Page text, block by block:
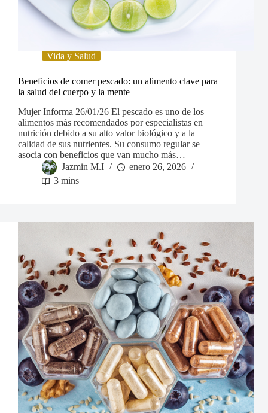
Vida y Salud
Beneficios de comer pescado: un alimento clave para
la salud del cuerpo y la mente
Mujer Informa 26/01/26 El pescado es uno de los
alimentos más recomendados por especialistas en
nutrición debido a su alto valor biológico y a la
calidad de sus nutrientes. Su consumo regular se
asocia con beneficios que van mucho más…
Jazmin M.I
enero 26, 2026
3 mins